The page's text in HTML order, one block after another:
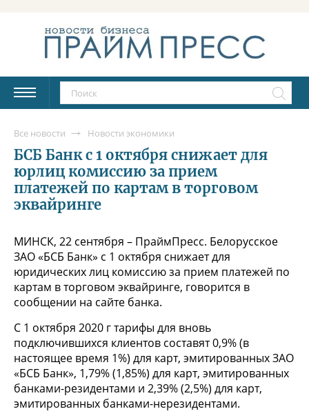
Все новости Новости экономики
БСБ Банк с 1 октября снижает для
юрлиц комиссию за прием
платежей по картам в торговом
эквайринге
МИНСК, 22 сентября – ПраймПресс. Белорусское
ЗАО «БСБ Банк» с 1 октября снижает для
юридических лиц комиссию за прием платежей по
картам в торговом эквайринге, говорится в
сообщении на сайте банка.
С 1 октября 2020 г тарифы для вновь
подключившихся клиентов составят 0,9% (в
настоящее время 1%) для карт, эмитированных ЗАО
«БСБ Банк», 1,79% (1,85%) для карт, эмитированных
банками-резидентами и 2,39% (2,5%) для карт,
эмитированных банками-нерезидентами.